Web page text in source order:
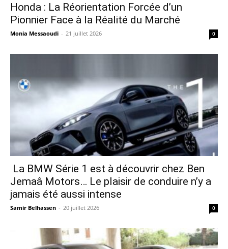
Honda : La Réorientation Forcée d’un
Pionnier Face à la Réalité du Marché
Monia Messaoudi - 21 juillet 2026 0
La BMW Série 1 est à découvrir chez Ben
Jemaâ Motors… Le plaisir de conduire n’y a
jamais été aussi intense
Samir Belhassen - 20 juillet 2026 0